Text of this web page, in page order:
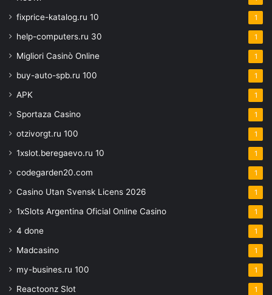
fixprice-katalog.ru 10 1
help-computers.ru 30 1
Migliori Casinò Online 1
buy-auto-spb.ru 100 1
APK 1
Sportaza Casino 1
otzivorgt.ru 100 1
1xslot.beregaevo.ru 10 1
codegarden20.com 1
Casino Utan Svensk Licens 2026 1
1xSlots Argentina Oficial Online Casino 1
4 done 1
Madcasino 1
my-busines.ru 100 1
Reactoonz Slot 1